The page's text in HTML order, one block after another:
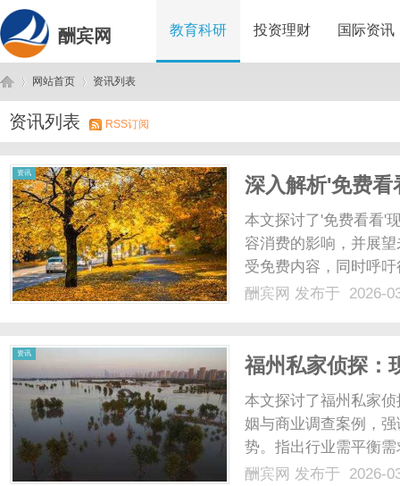
酬宾网 教育科研 投资理财 国际资讯
酬 ›
网站首页
›
资讯列表
资讯列表 RSS订阅
资讯
深入解析'免费
机遇
本文探讨了'免费看看'
容消费的影响，并展
受免费内容，同时呼
酬宾网 发布于 2026-
资讯
福州私家侦探：
析
本文探讨了福州私家
姻与商业调查案例，
势。指出行业需平衡
酬宾网 发布于 2026-